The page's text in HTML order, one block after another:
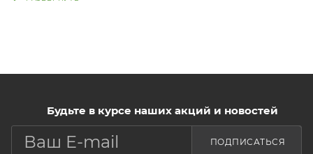
увлажняет, устраняет сухость, успокаивает,
состоит из масел органического происхождения
(лимона, лайма, апельсина и моринги. Комплекс
способствует сужению пор, осветляет
Будьте в курсе наших акций и новостей
ПОДПИСАТЬСЯ